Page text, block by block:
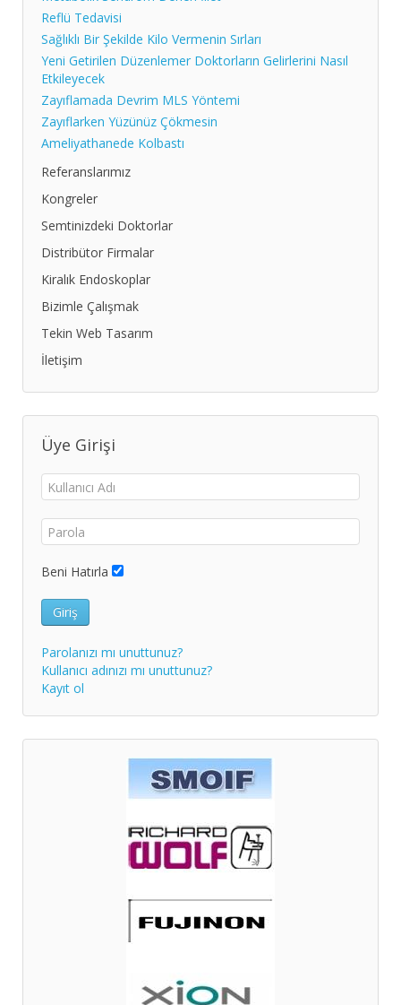
Reflü Tedavisi
Sağlıklı Bir Şekilde Kilo Vermenin Sırları
Yeni Getirilen Düzenlemer Doktorların Gelirlerini Nasıl
Etkileyecek
Zayıflamada Devrim MLS Yöntemi
Zayıflarken Yüzünüz Çökmesin
Ameliyathanede Kolbastı
Referanslarımız
Kongreler
Semtinizdeki Doktorlar
Distribütor Firmalar
Kiralık Endoskoplar
Bizimle Çalışmak
Tekin Web Tasarım
İletişim
Üye Girişi
Beni Hatırla
Giriş
Parolanızı mı unuttunuz?
Kullanıcı adınızı mı unuttunuz?
Kayıt ol